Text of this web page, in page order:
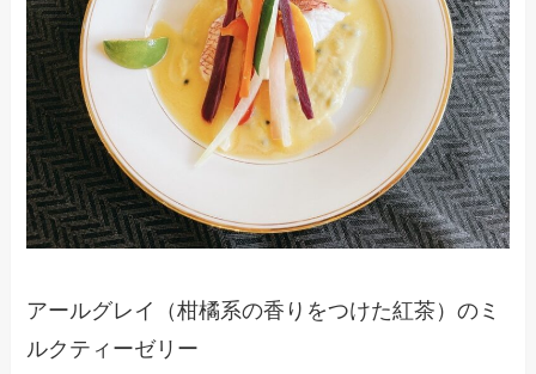
アールグレイ（柑橘系の香りをつけた紅茶）のミ
ルクティーゼリー